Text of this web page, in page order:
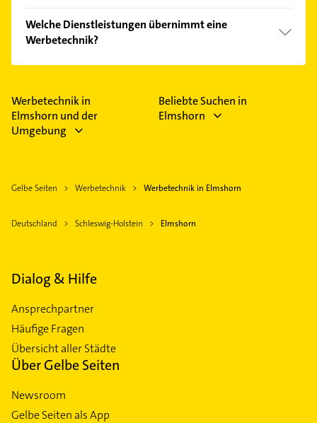
Bitte beachten Sie, dass diese an Sonn- und
Feiertagen abweichen können.
Welche Dienstleistungen übernimmt eine
Werbetechnik?
Folgende Leistungen werden angeboten:
Werbetechnik in
Elmshorn und der
Umgebung
Beliebte Suchen in
Elmshorn
Gelbe Seiten Werbetechnik Werbetechnik in Elmshorn
Deutschland Schleswig-Holstein Elmshorn
Dialog & Hilfe
Ansprechpartner
Häufige Fragen
Übersicht aller Städte
Über Gelbe Seiten
Newsroom
Gelbe Seiten als App